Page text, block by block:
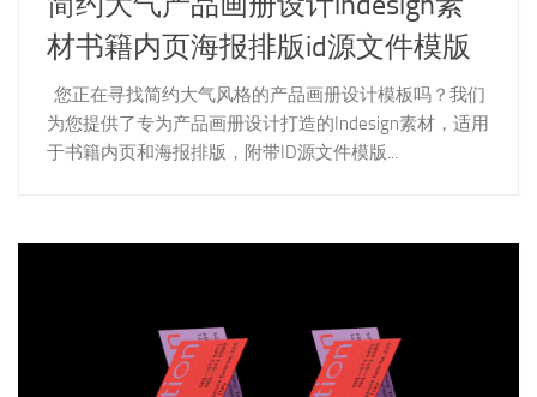
材书籍内页海报排版id源文件模版
您正在寻找简约大气风格的产品画册设计模板吗？我们
为您提供了专为产品画册设计打造的Indesign素材，适用
于书籍内页和海报排版，附带ID源文件模版...